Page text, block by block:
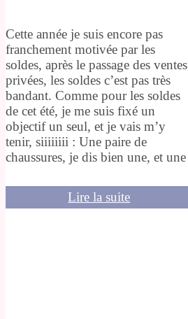
Cette année je suis encore pas
franchement motivée par les
soldes, après le passage des ventes
privées, les soldes c’est pas très
bandant. Comme pour les soldes
de cet été, je me suis fixé un
objectif un seul, et je vais m’y
tenir, siiiiiiii : Une paire de
chaussures, je dis bien une, et une
Lire la suite